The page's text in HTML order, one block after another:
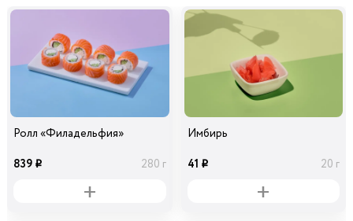
Ролл «Филадельфия»
839 i 280 г
Имбирь
41 i 20 г